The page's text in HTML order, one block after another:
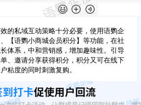
的私域互动策略十分必要，使用语鹦企
【语鹦小商城会员积分】等功能，在社
体系，中和营销感，增加趣味性。引导
、邀请分享获得积分，积分又可在线下
粘度的同时刺激复购。